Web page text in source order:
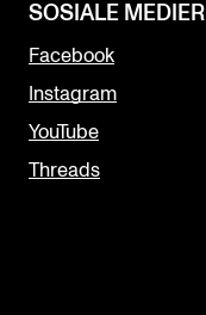
SOSIALE MEDIER
Facebook
Instagram
YouTube
Threads